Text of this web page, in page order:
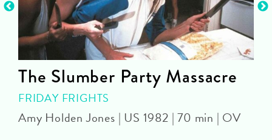
The Slumber Party Massacre
FRIDAY FRIGHTS
Amy Holden Jones | US 1982 | 70 min | OV